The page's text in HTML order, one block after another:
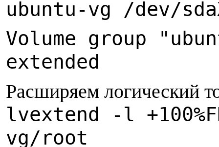
ubuntu-vg /dev/
Volume group
extended
Расширяем логический
lvextend -l
vg/root